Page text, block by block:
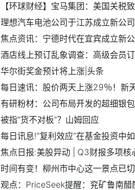
理想汽车电池公司于江苏成立新公司
华尔街奖金预计将上涨|头条
被指“货不对板”？山姆回应